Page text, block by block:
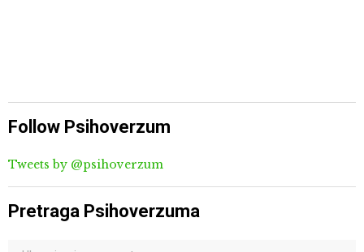
Follow Psihoverzum
Tweets by @psihoverzum
Pretraga Psihoverzuma